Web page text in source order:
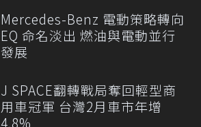
Mercedes-Benz 電動策略轉向
EQ 命名淡出 燃油與電動並行
發展
J SPACE翻轉戰局奪回輕型商
用車冠軍 台灣2月車市年增
4.8%